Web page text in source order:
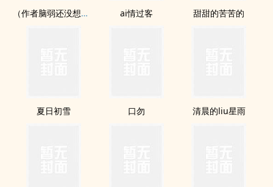
（作者脑弱还没想到书名） ai情过客 甜甜的苦苦的
夏日初雪 口勿 清晨的liu星雨